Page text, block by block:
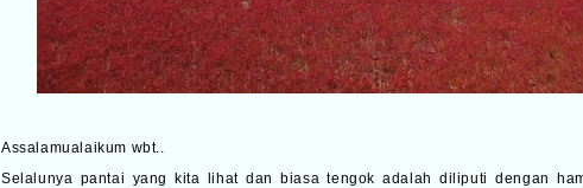
Assalamualaikum wbt..
Selalunya pantai yang kita lihat dan biasa tengok adalah diliputi dengan